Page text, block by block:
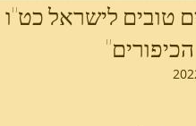
טובים לישראל כט"ו